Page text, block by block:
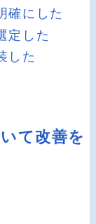
確にした
定した
した
て改善を